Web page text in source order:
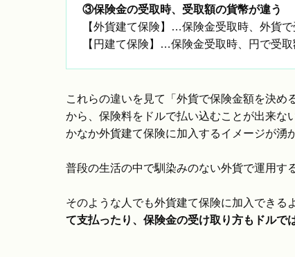
③保険金の受取時、受取額の貨幣が違う
【外貨建て保険】…保険金受取時、外貨
【円建て保険】…保険金受取時、円で受
これらの違いを見て「外貨で保険金額を決
から、保険料をドルで払い込むことが出来な
かなか外貨建て保険に加入するイメージが湧
普段の生活の中で馴染みのない外貨で運用す
そのような人でも外貨建て保険に加入できる
て支払ったり、保険金の受け取り方もドルで